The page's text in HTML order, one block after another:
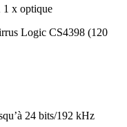
1 x optique
Logic CS4398 (120
24 bits/192 kHz